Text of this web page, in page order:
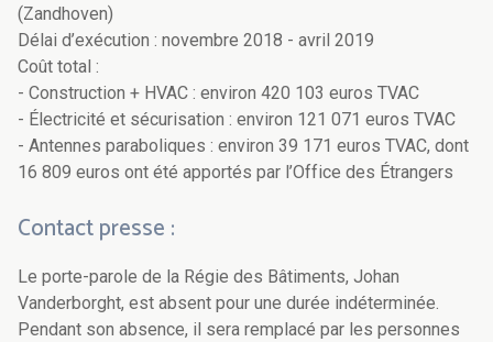
(Zandhoven)
Délai d’exécution : novembre 2018 - avril 2019
Coût total :
- Construction + HVAC : environ 420 103 euros TVAC
- Électricité et sécurisation : environ 121 071 euros TVAC
- Antennes paraboliques : environ 39 171 euros TVAC, dont
16 809 euros ont été apportés par l’Office des Étrangers
Contact presse :
Le porte-parole de la Régie des Bâtiments, Johan
Vanderborght, est absent pour une durée indéterminée.
Pendant son absence, il sera remplacé par les personnes